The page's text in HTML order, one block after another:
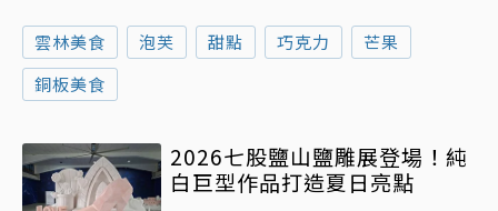
雲林美食 泡芙 甜點 巧克力
芒果
銅板美食
2026七股鹽山鹽雕展登場！純
白巨型作品打造夏日亮點